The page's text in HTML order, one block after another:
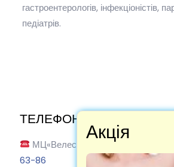
гастроентерологів, інфекціоністів,
педіатрів.
ТЕЛЕФОНУЙТЕ:
МЦ«Велес» Ахматової, 13-В:
63-86
Акція